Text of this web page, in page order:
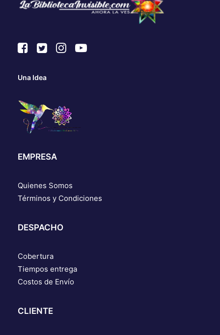
Una Idea
EMPRESA
Quienes Somos
Términos y Condiciones
DESPACHO
Cobertura
Tiempos entrega
Costos de Envío
CLIENTE